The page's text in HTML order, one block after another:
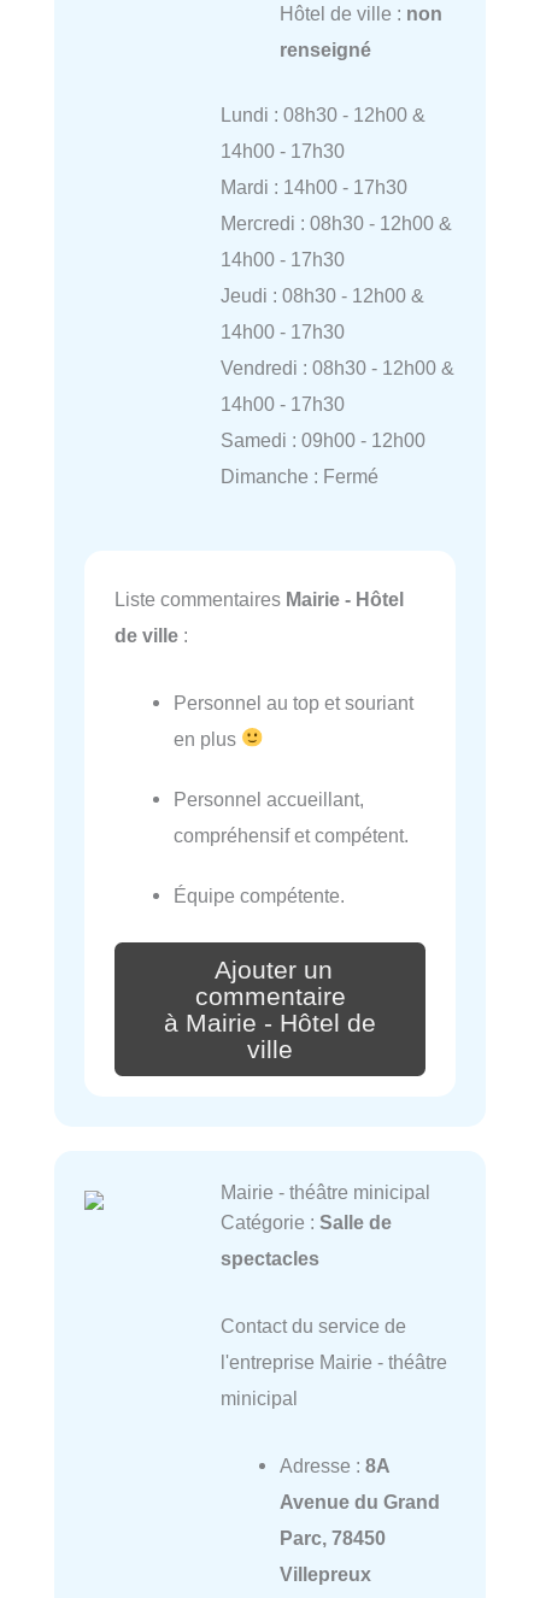
Hôtel de ville : non
renseigné
Lundi : 08h30 - 12h00 &
14h00 - 17h30
Mardi : 14h00 - 17h30
Mercredi : 08h30 - 12h00 &
14h00 - 17h30
Jeudi : 08h30 - 12h00 &
14h00 - 17h30
Vendredi : 08h30 - 12h00 &
14h00 - 17h30
Samedi : 09h00 - 12h00
Dimanche : Fermé
Liste commentaires Mairie - Hôtel
de ville :
Personnel au top et souriant
en plus
Personnel accueillant,
compréhensif et compétent.
Équipe compétente.
Ajouter un
commentaire
à Mairie - Hôtel de
ville
Mairie - théâtre minicipal
Catégorie : Salle de
spectacles
Contact du service de
l'entreprise Mairie - théâtre
minicipal
Adresse : 8A
Avenue du Grand
Parc, 78450
Villepreux